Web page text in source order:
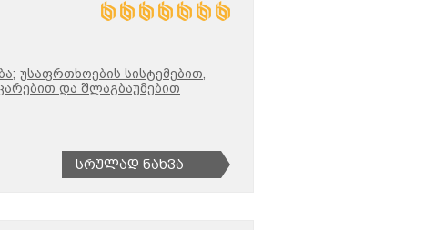
უსაფრთხოების სისტემებით,
და შლაგბაუმებით
Სრულად Ნახვა